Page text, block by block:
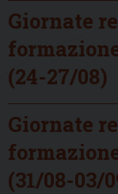
Giornate
(24-27/08)
Giornate
(31/08-03/